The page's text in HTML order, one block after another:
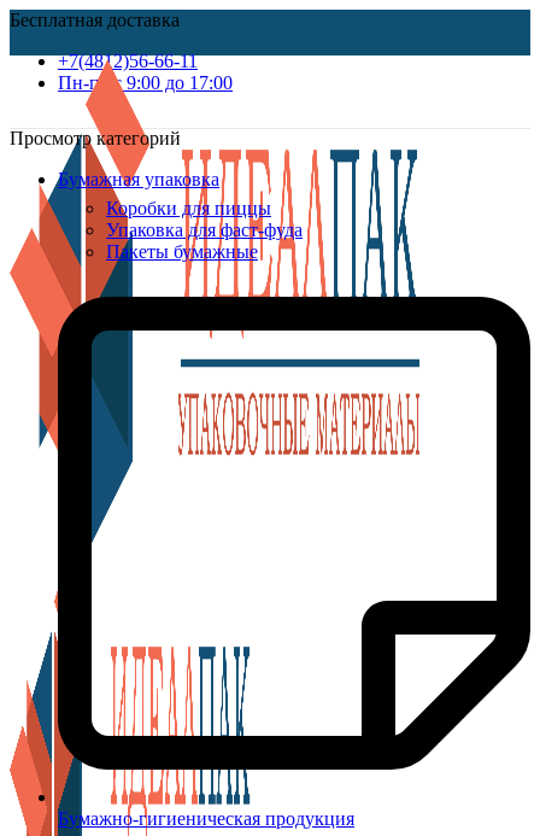
Бесплатная доставка
+7(4812)56-66-11
Пн-пт c 9:00 до 17:00
Просмотр категорий
Бумажная упаковка
Коробки для пиццы
Упаковка для фаст-фуда
Пакеты бумажные
Бумажно-гигиеническая продукция